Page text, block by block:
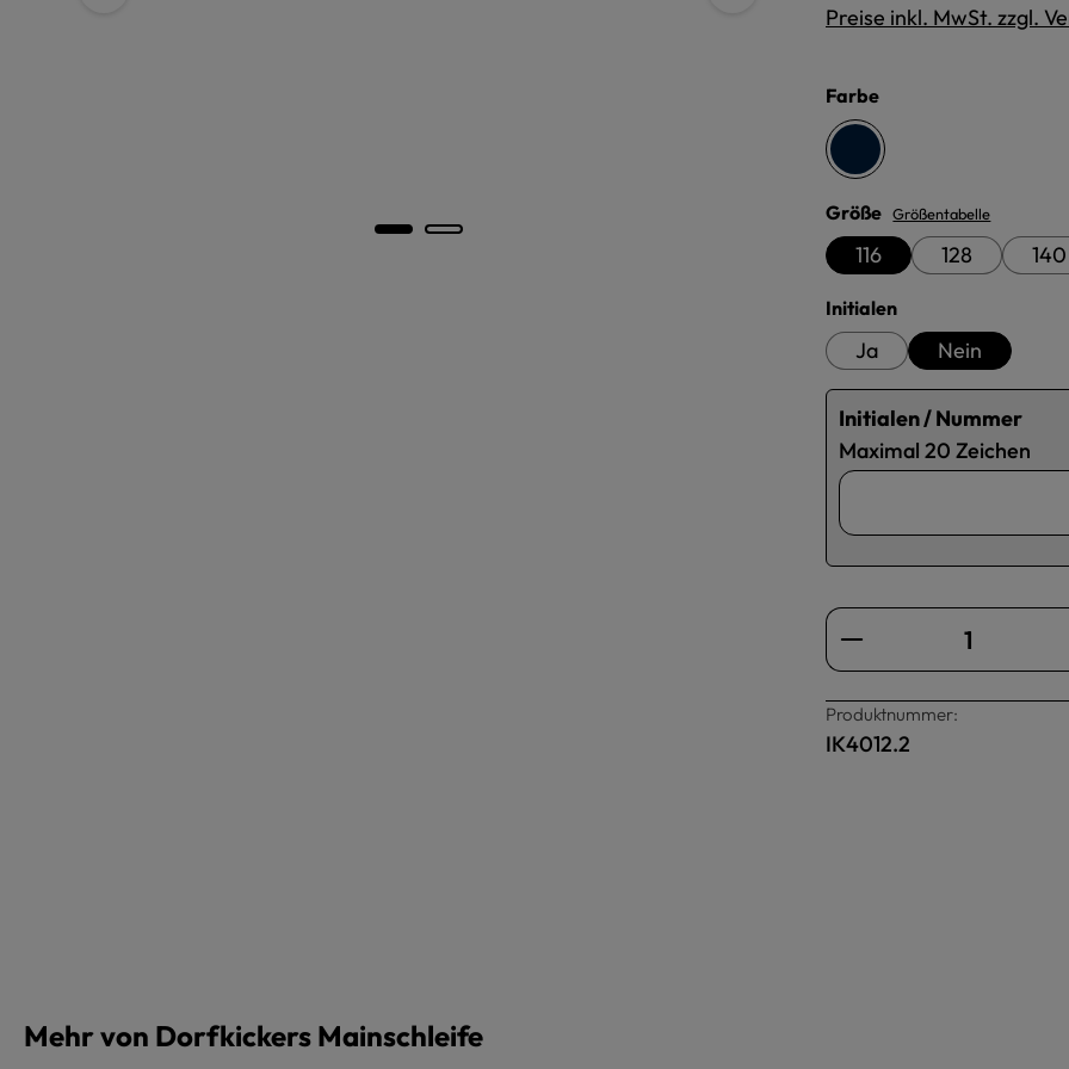
Preise inkl. MwSt. zzgl.
Farbeauswählen
navyblau
Größeauswählen
Größentabelle
116 128 140
Initialenauswählen
Ja Nein
Initialen / Nummer
Maximal 20 Zeichen
Produkt Anzahl:
Produktnummer:
IK4012.2
Mehr von Dorfkickers Mainschleife